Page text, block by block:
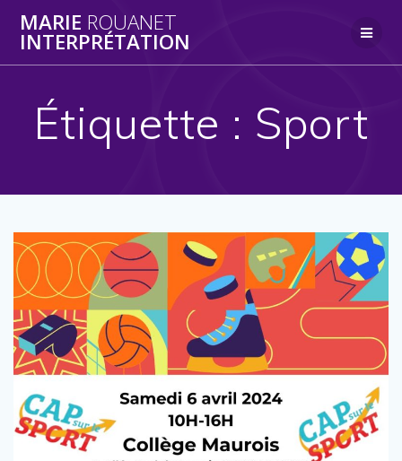
MARIE ROUANET
INTERPRÉTATION
Étiquette : Sport